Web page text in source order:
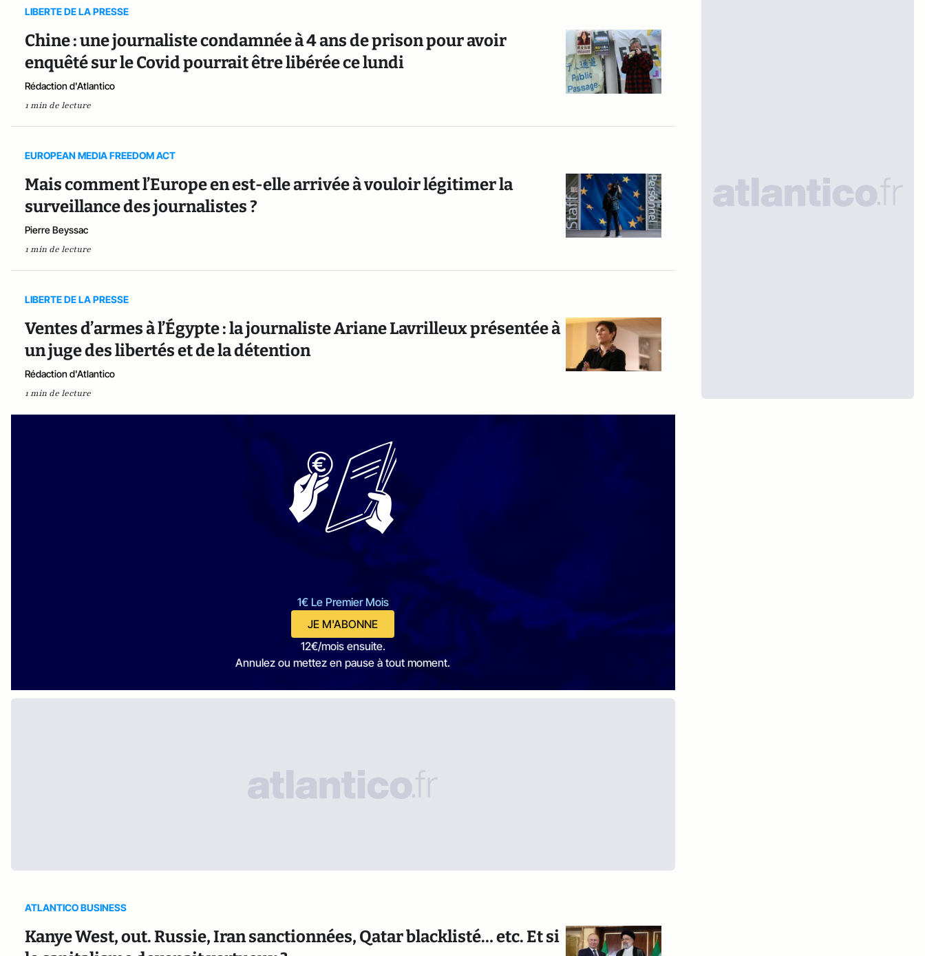
LIBERTE DE LA PRESSE
Chine : une journaliste condamnée à 4 ans de prison pour avoir
enquêté sur le Covid pourrait être libérée ce lundi
Rédaction d'Atlantico
1 min de lecture
EUROPEAN MEDIA FREEDOM ACT
Mais comment l’Europe en est-elle arrivée à vouloir légitimer la
surveillance des journalistes ?
Pierre Beyssac
1 min de lecture
LIBERTE DE LA PRESSE
Ventes d’armes à l’Égypte : la journaliste Ariane Lavrilleux présentée à
un juge des libertés et de la détention
Rédaction d'Atlantico
1 min de lecture
1€ Le Premier Mois
JE M'ABONNE
12€/mois ensuite.
Annulez ou mettez en pause à tout moment.
ATLANTICO BUSINESS
Kanye West, out. Russie, Iran sanctionnées, Qatar blacklisté… etc. Et si